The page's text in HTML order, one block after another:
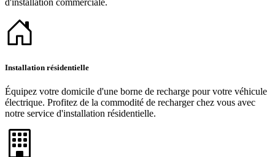
d'installation commerciale.
Installation résidentielle
Équipez votre domicile d'une borne de recharge pour votre véhicule
électrique. Profitez de la commodité de recharger chez vous avec
notre service d'installation résidentielle.